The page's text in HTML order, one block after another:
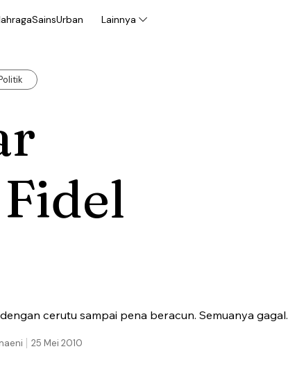
SainsUrban Lainnya
cerutu sampai pena beracun. Semuanya gagal.
25 Mei 2010